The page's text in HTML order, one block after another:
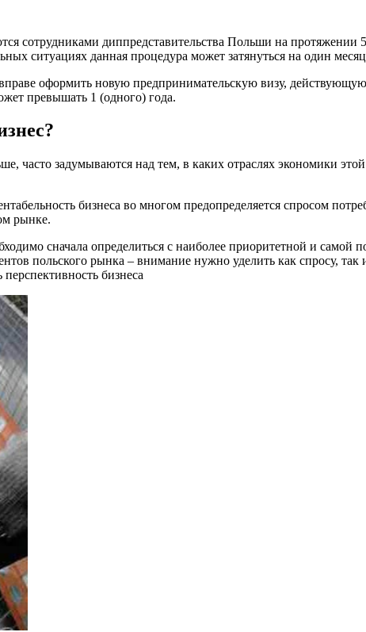
сотрудниками диппредставительства Польши на протяжении
ситуациях данная процедура может затянуться на один
оформить новую предпринимательскую визу,
превышать 1 (одного) года.
часто задумываются над тем, в каких отраслях экономики
бизнеса во многом предопределяется спросом
рынке.
сначала определиться с наиболее приоритетной и самой
польского рынка – внимание нужно уделить как спросу,
бизнеса